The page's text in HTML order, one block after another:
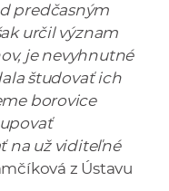
predčasným
určil význam
je nevyhnutné
študovať ich
borovice
na už viditeľné
z Ústavu